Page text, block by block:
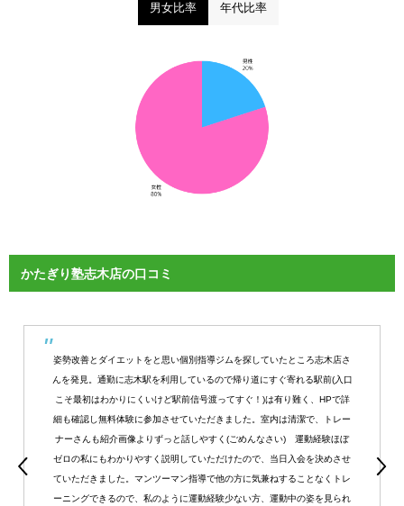
男女比率 年代比率
かたぎり塾志木店の口コミ
姿勢改善とダイエットをと思い個別指導ジムを探していたところ志木店さ
んを発見。通勤に志木駅を利用しているので帰り道にすぐ寄れる駅前(入口
こそ最初はわかりにくいけど駅前信号渡ってすぐ！)は有り難く、HPで詳
細も確認し無料体験に参加させていただきました。室内は清潔で、トレー
ナーさんも紹介画像よりずっと話しやすく(ごめんなさい) 運動経験ほぼ
ゼロの私にもわかりやすく説明していただけたので、当日入会を決めさせ
ていただきました。マンツーマン指導で他の方に気兼ねすることなくトレ
ーニングできるので、私のように運動経験少ない方、運動中の姿を見られ